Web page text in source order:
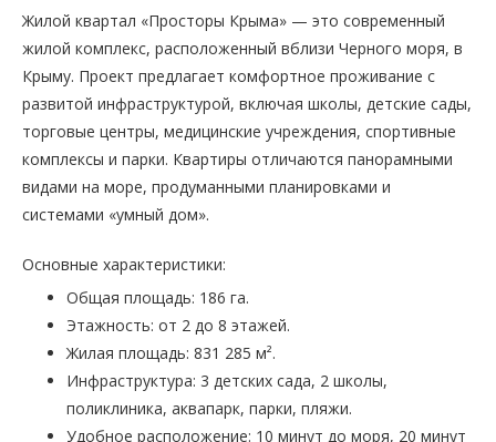
Жилой квартал «Просторы Крыма» — это современный
жилой комплекс, расположенный вблизи Черного моря, в
Крыму. Проект предлагает комфортное проживание с
развитой инфраструктурой, включая школы, детские сады,
торговые центры, медицинские учреждения, спортивные
комплексы и парки. Квартиры отличаются панорамными
видами на море, продуманными планировками и
системами «умный дом».
Основные характеристики:
Общая площадь: 186 га.
Этажность: от 2 до 8 этажей.
Жилая площадь: 831 285 м².
Инфраструктура: 3 детских сада, 2 школы,
поликлиника, аквапарк, парки, пляжи.
Удобное расположение: 10 минут до моря, 20 минут